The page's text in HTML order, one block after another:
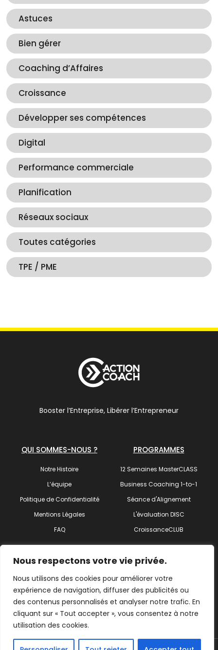
Nous respectons votre vie privée.
Nous utilisons des cookies pour améliorer votre
expérience de navigation, diffuser des publicités ou
des contenus personnalisés et analyser notre trafic. En
cliquant sur « Tout accepter », vous consentez à notre
utilisation des cookies.
Astuces
Bien gérer
Coaching d’Affaires
Croissance
Développer ses compétences
Digital
Performance commerciale
Planification
Réseaux sociaux
Toutes catégories
TPE / PME
Booster l’Entreprise, Libérer l’Entrepreneur
QUI SOMMES-NOUS ?
Notre Histoire
L’équipe
Politique de Confidentialité
Mentions Légales
FAQ
PROGRAMMES
12 Semaines MasterCLASS
Business Coaching 1-to-1
Séance d'Alignement
L'évaluation DISC
CroissanceCLUB
SUIVEZ-NOUS !
Trouvez votre coach